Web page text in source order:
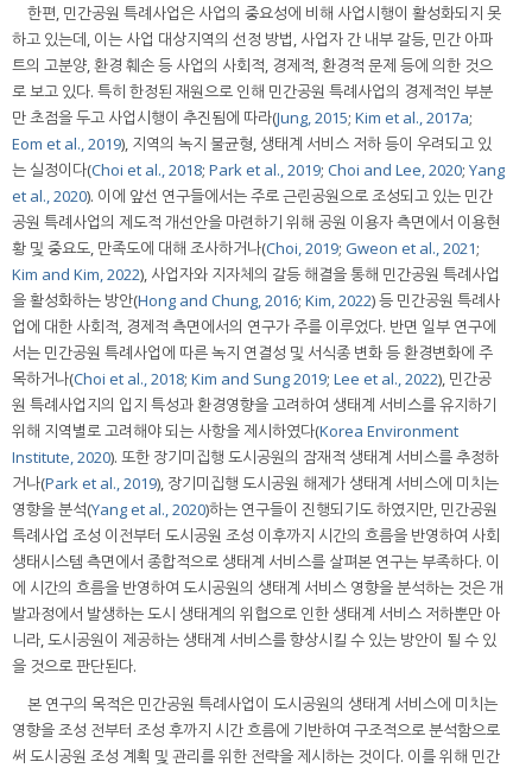
한편, 민간공원 특례사업은 사업의 중요성에 비해 사업시행이 활성화되지 못
하고 있는데, 이는 사업 대상지역의 선정 방법, 사업자 간 내부 갈등, 민간 아파
트의 고분양, 환경 훼손 등 사업의 사회적, 경제적, 환경적 문제 등에 의한 것으
로 보고 있다. 특히 한정된 재원으로 인해 민간공원 특례사업의 경제적인 부분
만 초점을 두고 사업시행이 추진됨에 따라(Jung, 2015; Kim et al., 2017a;
Eom et al., 2019), 지역의 녹지 불균형, 생태계 서비스 저하 등이 우려되고 있
는 실정이다(Choi et al., 2018; Park et al., 2019; Choi and Lee, 2020; Yang
et al., 2020). 이에 앞선 연구들에서는 주로 근린공원으로 조성되고 있는 민간
공원 특례사업의 제도적 개선안을 마련하기 위해 공원 이용자 측면에서 이용현
황 및 중요도, 만족도에 대해 조사하거나(Choi, 2019; Gweon et al., 2021;
Kim and Kim, 2022), 사업자와 지자체의 갈등 해결을 통해 민간공원 특례사업
을 활성화하는 방안(Hong and Chung, 2016; Kim, 2022) 등 민간공원 특례사
업에 대한 사회적, 경제적 측면에서의 연구가 주를 이루었다. 반면 일부 연구에
서는 민간공원 특례사업에 따른 녹지 연결성 및 서식종 변화 등 환경변화에 주
목하거나(Choi et al., 2018; Kim and Sung 2019; Lee et al., 2022), 민간공
원 특례사업지의 입지 특성과 환경영향을 고려하여 생태계 서비스를 유지하기
위해 지역별로 고려해야 되는 사항을 제시하였다(Korea Environment
Institute, 2020). 또한 장기미집행 도시공원의 잠재적 생태계 서비스를 추정하
거나(Park et al., 2019), 장기미집행 도시공원 해제가 생태계 서비스에 미치는
영향을 분석(Yang et al., 2020)하는 연구들이 진행되기도 하였지만, 민간공원
특례사업 조성 이전부터 도시공원 조성 이후까지 시간의 흐름을 반영하여 사회
생태시스템 측면에서 종합적으로 생태계 서비스를 살펴본 연구는 부족하다. 이
에 시간의 흐름을 반영하여 도시공원의 생태계 서비스 영향을 분석하는 것은 개
발과정에서 발생하는 도시 생태계의 위협으로 인한 생태계 서비스 저하뿐만 아
니라, 도시공원이 제공하는 생태계 서비스를 향상시킬 수 있는 방안이 될 수 있
을 것으로 판단된다.
본 연구의 목적은 민간공원 특례사업이 도시공원의 생태계 서비스에 미치는
영향을 조성 전부터 조성 후까지 시간 흐름에 기반하여 구조적으로 분석함으로
써 도시공원 조성 계획 및 관리를 위한 전략을 제시하는 것이다. 이를 위해 민간